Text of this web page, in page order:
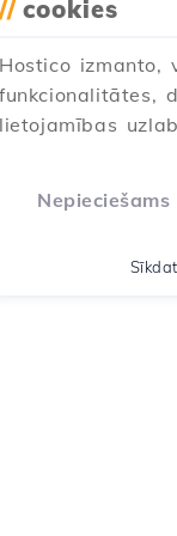
// cookies
Hostico izmanto,
funkcionalitātes,
lietojamības
Nepieciešams